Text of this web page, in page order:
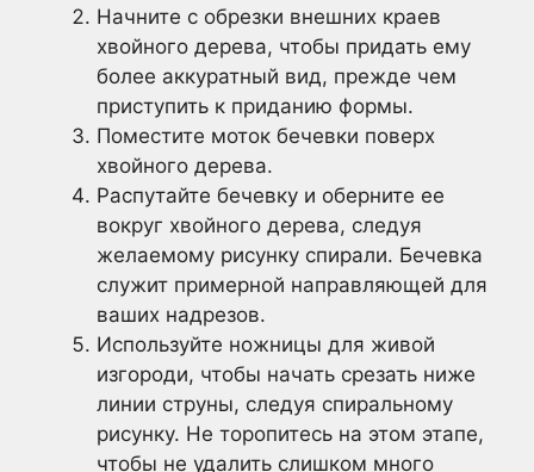
Начните с обрезки внешних краев
хвойного дерева, чтобы придать ему
более аккуратный вид, прежде чем
приступить к приданию формы.
Поместите моток бечевки поверх
хвойного дерева.
Распутайте бечевку и оберните ее
вокруг хвойного дерева, следуя
желаемому рисунку спирали. Бечевка
служит примерной направляющей для
ваших надрезов.
Используйте ножницы для живой
изгороди, чтобы начать срезать ниже
линии струны, следуя спиральному
рисунку. Не торопитесь на этом этапе,
чтобы не удалить слишком много